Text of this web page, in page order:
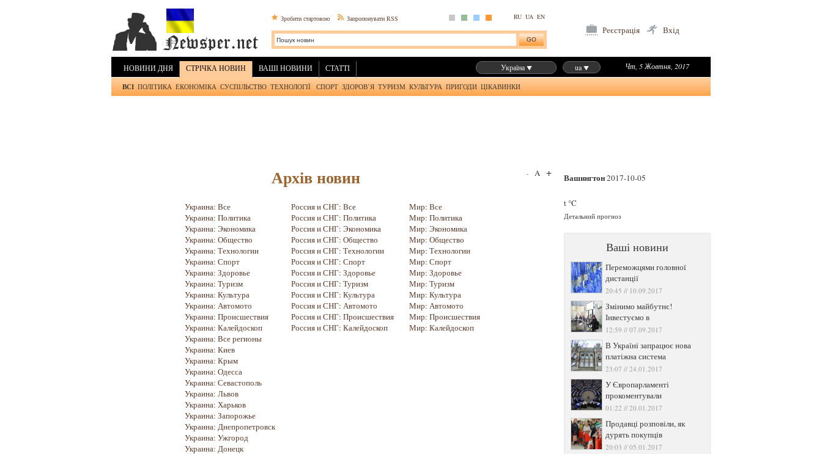
Зробити стартовою Запропонувати RSS RU UA EN
Реєстрація Вхід
НОВИНИ ДНЯ СТРІЧКА НОВИН ВАШІ НОВИНИ СТАТТІ Чт, 5 Жовтня, 2017
ua
Україна
ВСІ ПОЛІТИКА ЕКОНОМІКА СУСПІЛЬСТВО ТЕХНОЛОГІЇ СПОРТ ЗДОРОВ’Я ТУРИЗМ КУЛЬТУРА ПРИГОДИ ЦІКАВИНКИ
- A +
Архів новин
Украина: Все
Украина: Политика
Украина: Экономика
Украина: Общество
Украина: Технологии
Украина: Спорт
Украина: Здоровье
Украина: Туризм
Украина: Культура
Украина: Автомото
Украина: Происшествия
Украина: Калейдоскоп
Украина: Все регионы
Украина: Киев
Украина: Крым
Украина: Одесса
Украина: Севастополь
Украина: Львов
Украина: Харьков
Украина: Запорожье
Украина: Днепропетровск
Украина: Ужгород
Украина: Донецк
Россия и СНГ: Все
Россия и СНГ: Политика
Россия и СНГ: Экономика
Россия и СНГ: Общество
Россия и СНГ: Технологии
Россия и СНГ: Спорт
Россия и СНГ: Здоровье
Россия и СНГ: Туризм
Россия и СНГ: Культура
Россия и СНГ: Автомото
Россия и СНГ: Происшествия
Россия и СНГ: Калейдоскоп
Мир: Все
Мир: Политика
Мир: Экономика
Мир: Общество
Мир: Технологии
Мир: Спорт
Мир: Здоровье
Мир: Туризм
Мир: Культура
Мир: Автомото
Мир: Происшествия
Мир: Калейдоскоп
Вашингтон2017-10-05
t °C
Детальний прогноз
Ваші новини
Переможцями головної
дистанції
20:45 // 10.09.2017
Змінимо майбутнє!
Інвестуємо в
12:59 // 07.09.2017
В Україні запрацює нова
платіжна система
23:07 // 24.01.2017
У Європарламенті
прокоментували
01:22 // 20.01.2017
Продавці розповіли, як
дурять покупців
20:03 // 05.01.2017